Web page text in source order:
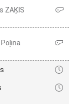
ZAĶIS